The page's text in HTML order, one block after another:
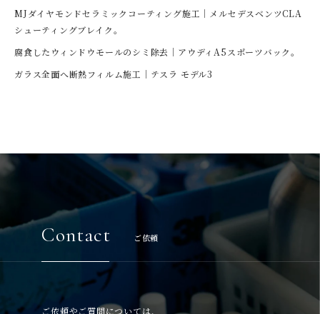
MJダイヤモンドセラミックコーティング施工｜メルセデスベンツCLA
シューティングブレイク。
腐食したウィンドウモールのシミ除去｜アウディA5スポーツバック。
ガラス全面へ断熱フィルム施工｜テスラ モデル3
Contact ご依頼
ご依頼やご質問については、